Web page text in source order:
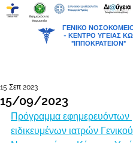
ΓΕΝΙΚΟ
- ΚΕΝΤΡΟ ΥΓΕΙΑΣ ΚΩ
"ΙΠΠΟΚΡΑΤΕΙΟΝ"
Εφημερεύοντα
Φαρμακεία
15/09/2023
15 Σεπ 2023
Πρόγραμμα εφημερευόντων
ειδικευμένων ιατρών Γενικού